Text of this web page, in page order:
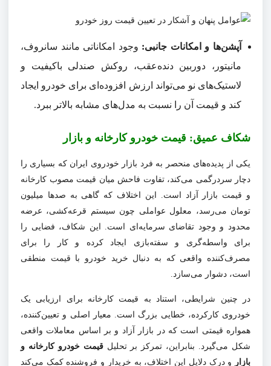
آپشن‌ها و امکانات جانبی: وجود امکاناتی مانند سانروف،
مانیتور، دوربین دنده‌عقب، روکش صندلی باکیفیت و
لاستیک‌های نو می‌تواند ارزش افزوده‌ای برای خودرو ایجاد
کند و قیمت آن را نسبت به مدل‌های مشابه بالاتر ببرد.
شکاف عمیق: قیمت خودرو کارخانه و بازار
یکی از پدیده‌های منحصر به فرد بازار خودروی ایران که بسیاری را
دچار سردرگمی می‌کند، تفاوت فاحش میان قیمت مصوب کارخانه
و قیمت بازار آزاد است. این اختلاف که گاهی به صدها میلیون
تومان می‌رسد، معلول عواملی چون سیستم قرعه‌کشی، عرضه
محدود و وجود تقاضای سرمایه‌ای است. این شکاف، فضایی را
برای واسطه‌گری و سفته‌بازی ایجاد کرده و کار را برای
مصرف‌کننده واقعی که به دنبال خرید خودرو با قیمت منطقی
است، دشوار می‌سازد.
در چنین شرایطی، استناد به قیمت کارخانه برای ارزیابی یک
خودروی کارکرده، خطایی بزرگ است. معیار اصلی و تعیین‌کننده،
همواره قیمتی است که در بازار آزاد و بر اساس معاملات واقعی
شکل می‌گیرد. بنابراین، تمرکز بر تحلیلقیمت خودرو کارخانه و
بازار
و درک دلایل این اختلاف، به خریدار و فروشنده کمک می‌کند